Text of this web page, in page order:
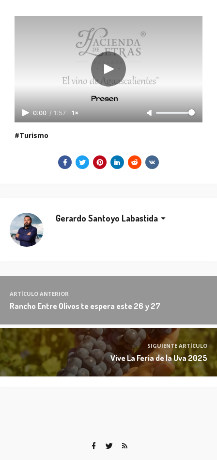
0:00 / 1:57 1×
Turismo
Gerardo Santoyo Labastida
ARTÍCULO ANTERIOR
Rancho Entre Olivos te espera este 26 y 27
SIGUIENTE ARTÍCULO
Vive La Feria de la Uva 2025